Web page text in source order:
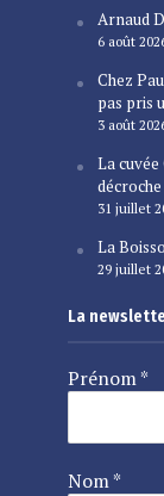
Arnaud
6 août
Chez
pas pris
3 août
La
31 juillet
La
29 juillet
La
Prénom*
Nom*